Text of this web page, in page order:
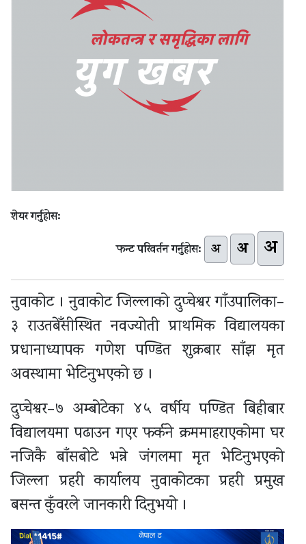
शेयर गर्नुहोस:
फन्ट परिवर्तन गर्नुहोस: अ अ अ
नुवाकोट । नुवाकोट जिल्लाको दुप्चेश्वर गाँउपालिका–
३ राउतबेँसीस्थित नवज्योती प्राथमिक विद्यालयका
प्रधानाध्यापक गणेश पण्डित शुक्रबार साँझ मृत
अवस्थामा भेटिनुभएको छ ।
दुप्चेश्वर–७ अम्बोटेका ४५ वर्षीय पण्डित बिहीबार
विद्यालयमा पढाउन गएर फर्कने क्रममाहराएकोमा घर
नजिकै बाँसबोटे भन्ने जंगलमा मृत भेटिनुभएको
जिल्ला प्रहरी कार्यालय नुवाकोटका प्रहरी प्रमुख
बसन्त कुँवरले जानकारी दिनुभयो ।